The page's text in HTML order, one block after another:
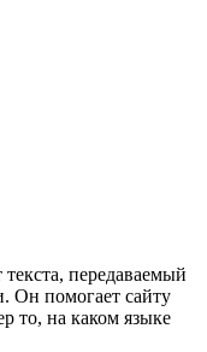
передава­емый
Он помо­гает сайту
то, на каком языке